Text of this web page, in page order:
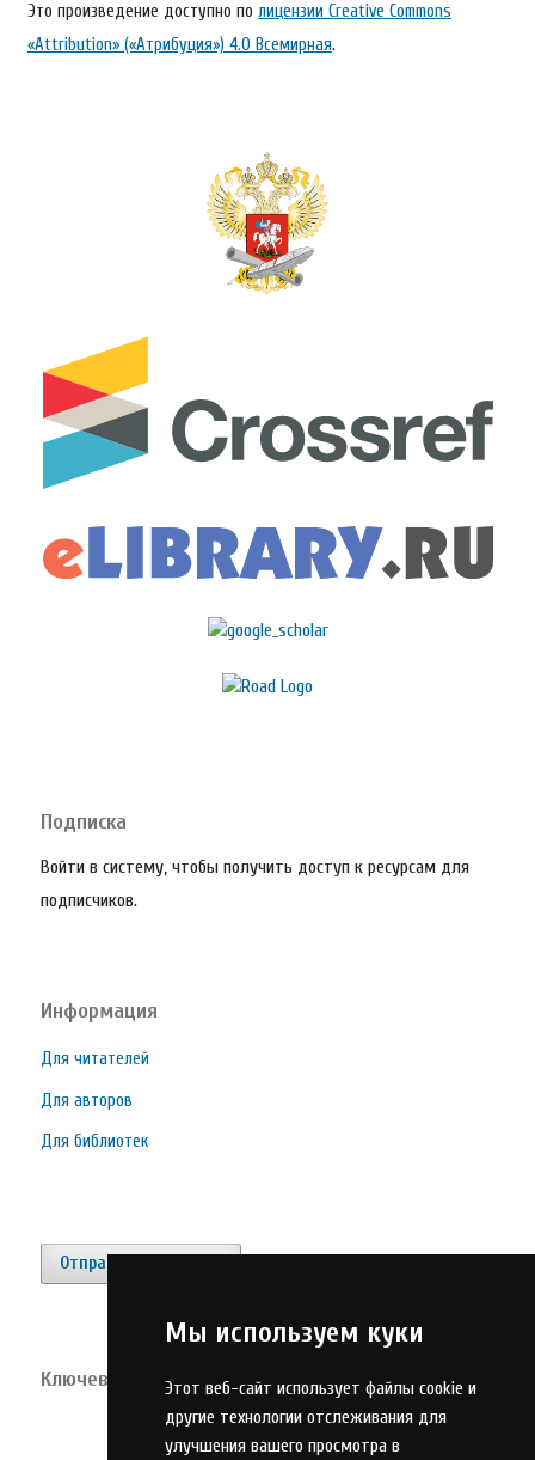
Мы используем куки
Этот веб-сайт использует файлы cookie и
другие технологии отслеживания для
улучшения вашего просмотра в
Это произведение доступно по лицензии Creative Commons
«Attribution» («Атрибуция») 4.0 Всемирная.
Подписка
Войти в систему, чтобы получить доступ к ресурсам для
подписчиков.
Информация
Для читателей
Для авторов
Для библиотек
Отправить материал
Ключевые слова
высшее образование